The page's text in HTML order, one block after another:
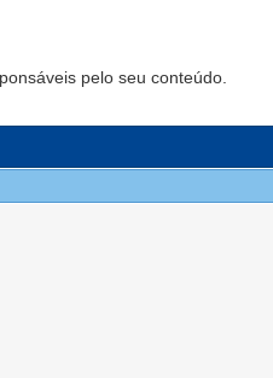
pelo seu conteúdo.